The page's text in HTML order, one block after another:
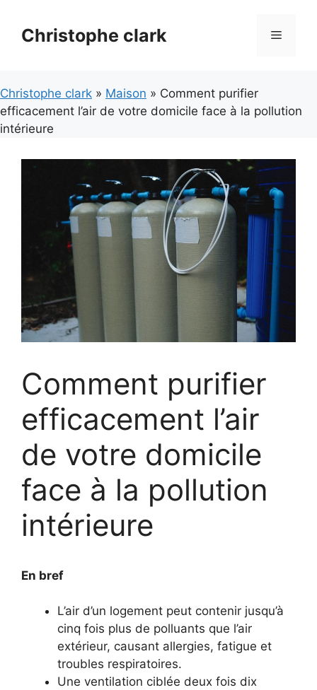
contenuChristophe clark Menu
Christophe clark » Maison » Comment purifier
efficacement l’air de votre domicile face à la pollution
intérieure
Comment purifier
efficacement l’air
de votre domicile
face à la pollution
intérieure
En bref
L’air d’un logement peut contenir jusqu’à
cinq fois plus de polluants que l’air
extérieur, causant allergies, fatigue et
troubles respiratoires.
Une ventilation ciblée deux fois dix